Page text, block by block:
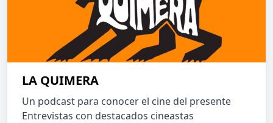
LA QUIMERA
Un podcast para conocer el cine del presente
Entrevistas con destacados cineastas